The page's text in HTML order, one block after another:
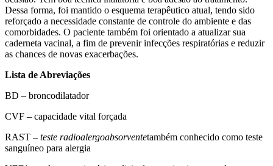
Dessa forma, foi mantido o esquema terapêutico atual, tendo sido
reforçado a necessidade constante de controle do ambiente e das
comorbidades. O paciente também foi orientado a atualizar sua
caderneta vacinal, a fim de prevenir infecções respiratórias e reduzir
as chances de novas exacerbações.
Lista de Abreviações
BD – broncodilatador
CVF – capacidade vital forçada
RAST – teste radioalergoabsorventetambém conhecido como teste
sanguíneo para alergia